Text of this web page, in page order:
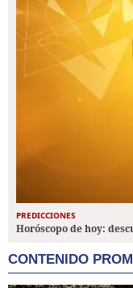
PREDICCIONES
Horóscopo de hoy:
CONTENIDO